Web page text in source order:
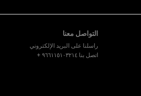
التواصل معنا
راسلنا على البريد الإلكتروني
اتصل بنا ٩٦٦١١٥١٠٣٢١٤
+